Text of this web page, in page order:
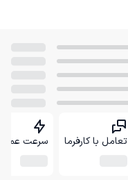
تعامل با کارفرما سرعت عمل